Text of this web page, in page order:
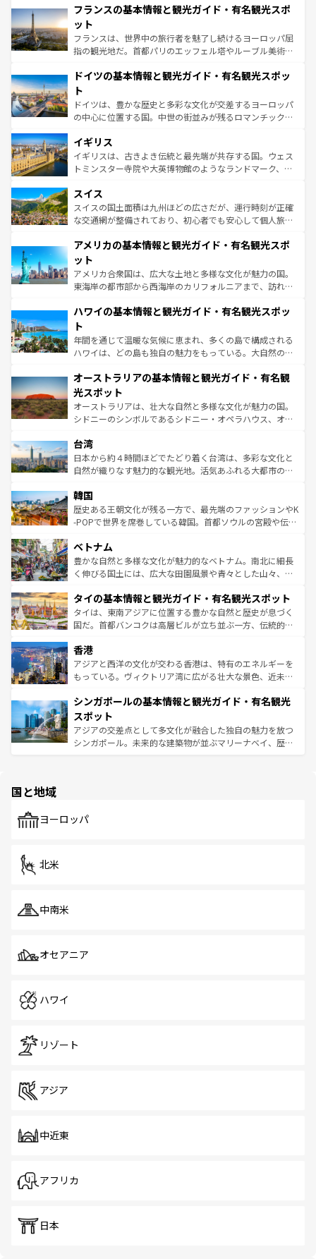
なお、新着のイタリア情報はコンテンツ一覧を参照してほ
しい。
文化が根付くこの国では、情熱的なフラメンコ、熱気あふ
れる闘牛、そして美味しいタパスが生活の一部となってい
る。首都マドリードの洗練された雰囲気や、バルセロナの
アートに溢れた街角から、地方では古代ローマ遺跡や中世
せる。地方によって風土や気候が異なるスペインはその個
ンテンツ一覧 を参照してほしい。
フランスの基本情報と観光ガイド・有名観光スポ
ット
フランスは、世界中の旅行者を魅了し続けるヨーロッパ屈
指の観光地だ。首都パリのエッフェル塔やルーブル美術館
で、幅広い魅力が詰まっている。華麗な宮殿、歴史的な大
聖堂、美しいビーチ、そして豊かな自然が、訪れる者を心
から魅了する。また、フランスは美食の国としても知ら
れ、フランス料理はユネスコ無形文化遺産にも登録されて
香り高いラベンダー畑など、多彩な楽しみ方が可能だ。さ
らに、パリ以外の地域にも魅力が溢れており、どの街角に
も豊かな歴史と文化が息づいている。パリ以外の個性あふ
を参照してほしい。
ドイツの基本情報と観光ガイド・有名観光スポッ
ト
ドイツは、豊かな歴史と多彩な文化が交差するヨーロッパ
の中心に位置する国。中世の街並みが残るロマンチック街
顔を持つこの国は、どこを歩いても飽きることがない。ベ
ルリンの文化的活気、バイエルン州のアルプスの絶景、そ
してライン川沿いのワイン畑といった風景は必見。ビール
は、お酒好きな人にはぜひ体験してほしい。 なお、新着の
ドイツ情報はコンテンツ一覧を参照してほしい。
イギリス
イギリスは、古きよき伝統と最先端が共存する国。ウェス
トミンスター寺院や大英博物館のようなランドマーク、歴
リアごとに異なる魅力がある。また、優雅なアフタヌーン
ティー、ビール好きにはたまらない英国パブ、サッカー観
戦など、本場だからこそできる体験も豊富。イギリスを旅
ンツ一覧を参照してほしい。
スイス
スイスの国土面積は九州ほどの広さだが、運行時刻が正確
な交通網が整備されており、初心者でも安心して個人旅行
の建物がそのまま残る町や、スイスならではのユニークな
博物館もあり、アルプス観光だけでなく町歩きも満喫する
ことができる。国民の所得が高いため物価も高いが、旅行
者向けの交通パス提供のサービスもあり、うまく活用すれ
着のスイス情報はコンテンツ一覧を参照してほしい。
アメリカの基本情報と観光ガイド・有名観光スポ
ット
アメリカ合衆国は、広大な土地と多様な文化が魅力の国。
東海岸の都市部から西海岸のカリフォルニアまで、訪れる
のような巨大都市は、観光、ショッピング、エンターテイ
ンメントが詰まった刺激的なスポットだ。一方、アメリカ
西部には大自然が広がり、グランドキャニオンやイエロー
ストーン国立公園といった絶景が堪能できる。さらに、南
文化が魅力。旅行者はアメリカの各地域で異なる魅力を楽
しみながら、その多様性と豊かな歴史を感じることができ
るだろう。車でのロードトリップや列車の旅も、アメリカ
ならではの贅沢な旅のスタイルだ。 なお、新着のアメリカ
情報は コンテンツ一覧 を参照してほしい。
ハワイの基本情報と観光ガイド・有名観光スポッ
ト
年間を通じて温暖な気候に恵まれ、多くの島で構成される
ハワイは、どの島も独自の魅力をもっている。大自然の神
ワイ島は見逃せない。また、定番の観光地といえばオアフ
島だが、静かな自然を求めるならマウイ島やカウアイ島が
おすすめ。エメラルドグリーンに輝く海をはじめ、豊かな
文化や歴史が息づいている。「アロハスピリット」と呼ば
人々、おいしいローカルフードやハワイアンミュージッ
ク、伝統的なフラダンスなど、すべてがハワイの魅力を彩
っている。訪れるたびに新しい発見と感動が待っているハ
はコンテンツ一覧
オーストラリアの基本情報と観光ガイド・有名観
光スポット
オーストラリアは、壮大な自然と多様な文化が魅力の国。
シドニーのシンボルであるシドニー・オペラハウス、オー
リアリーフや大陸中央部にそびえるウルル（エアーズロッ
ク）、タスマニアの美しい原生林やケアンズの熱帯雨林な
ど、見どころがたくさん。また、カフェやワイン、オージ
いる。アクティビティも充実しており、サーフィンやダイ
ビング、ハイキングなど、アウトドア好きにはたまらな
い。オーストラリアの多彩な魅力を存分に味わいつくそ
参照してほしい。
台湾
日本から約４時間ほどでたどり着く台湾は、多彩な文化と
自然が織りなす魅力的な観光地。活気あふれる大都市の台
ン）、静ひつな山岳地帯である台湾東部など、都市の喧騒
と山間の静けさが共存しており、訪れる人に新しい発見と
驚きをもたらしてくれる。また、奥深い台湾の食文化も魅
容にもいいと評判のスイーツなど、バラエティ豊かな料理
が味わえる。 なお、新着の台湾情報は コンテンツ一覧を参
照してほしい。
韓国
歴史ある王朝文化が残る一方で、最先端のファッションやK
-POPで世界を席巻している韓国。首都ソウルの宮殿や伝統
き、地方に足を延ばせば四季折々の自然美を楽しむことが
できる。そして、キムチや焼肉、絶品のストリートフード
まで、さまざまな韓国料理が待っている。夜には、韓国な
リティに包まれながら、韓国の多彩な魅力を心ゆくまで味
わってみてほしい。 なお、新着の韓国情報はコンテンツ一
覧を参照してほしい。
ベトナム
豊かな自然と多様な文化が魅力的なベトナム。南北に細長
く伸びる国土には、広大な田園風景や青々とした山々、世
急速な発展と共に伝統が息づく。ハノイの古い町並みやホ
ーチミン市のフランス統治時代の建物も、独特の雰囲気を
醸し出している。また、バラエティの豊かさとおいしさで
とつ。フォーやバインミー、ベトナムコーヒーなどは、ぜ
ひ現地で味わいたい。どの地域を訪れてもあたたかい人々
が旅行者を迎えてくれるので、きっと忘れられない旅にな
参照してほしい。
タイの基本情報と観光ガイド・有名観光スポット
タイは、東南アジアに位置する豊かな自然と歴史が息づく
国だ。首都バンコクは高層ビルが立ち並ぶ一方、伝統的な
の活気が交差している。北部ではチェンマイなどの山岳地
帯で自然と触れ合い、南部ではプーケットやクラビの美し
いビーチでリゾート気分を楽しむことができる。タイ料理
激する。気候は一年中温暖で、どの季節にも異なる楽しみ
が待っている。親しみやすいタイの人々、仏教を中心とし
た文化、そして多様な観光資源が、訪れる旅人を魅了し続
ける。 なお、新着のタイ情報はコンテンツ一覧を参照して
香港
アジアと西洋の文化が交わる香港は、特有のエネルギーを
もっている。ヴィクトリア湾に広がる壮大な景色、近未来
み、どこを訪れても感動するはず。観光スポットが密集し
ており、効率よく見どころを回れるのも魅力。息をのむよ
うな絶景から文化的な体験まで、香港を存分に楽しみ尽く
そう。 なお、新着の香港情報はコンテンツ一覧を参照して
シンガポールの基本情報と観光ガイド・有名観光
スポット
アジアの交差点として多文化が融合した独自の魅力を放つ
シンガポール。未来的な建築物が並ぶマリーナベイ、歴史
で、ホーカーズは地元の風情を楽しめる外せないスポット
国と地域
ヨーロッパ
北米
中南米
オセアニア
ハワイ
リゾート
アジア
中近東
アフリカ
日本